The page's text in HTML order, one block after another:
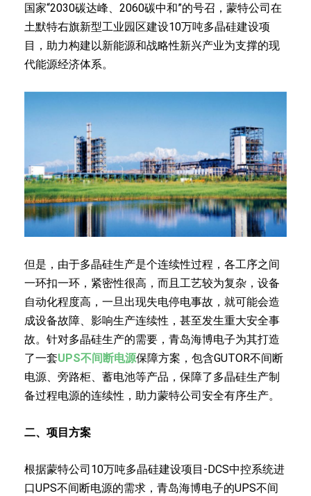
国家“2030碳达峰、2060碳中和”的号召，蒙特公司在
土默特右旗新型工业园区建设10万吨多晶硅建设项
目，助力构建以新能源和战略性新兴产业为支撑的现
代能源经济体系。
但是，由于多晶硅生产是个连续性过程，各工序之间
一环扣一环，紧密性很高，而且工艺较为复杂，设备
自动化程度高，一旦出现失电停电事故，就可能会造
成设备故障、影响生产连续性，甚至发生重大安全事
故。针对多晶硅生产的需要，青岛海博电子为其打造
了一套UPS不间断电源保障方案，包含GUTOR不间断
电源、旁路柜、蓄电池等产品，保障了多晶硅生产制
备过程电源的连续性，助力蒙特公司安全有序生产。
二、项目方案
根据蒙特公司10万吨多晶硅建设项目-DCS中控系统进
口UPS不间断电源的需求，青岛海博电子的UPS不间